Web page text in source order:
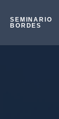
SEMINARIO
BORDES